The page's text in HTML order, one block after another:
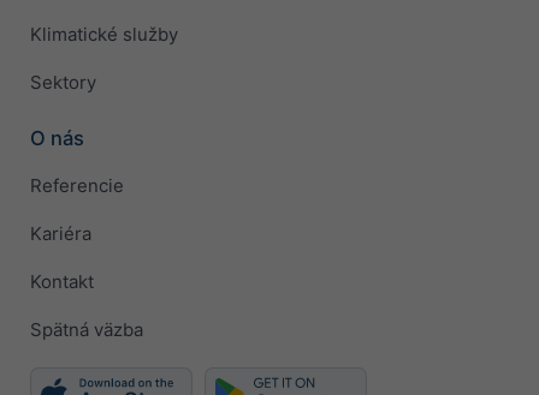
Klimatické služby
Sektory
O nás
Referencie
Kariéra
Kontakt
Spätná väzba